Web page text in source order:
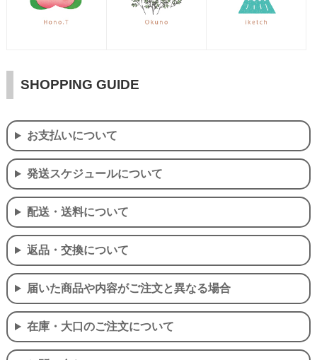
SHOPPING GUIDE
お支払いについて
発送スケジュールについて
配送・送料について
返品・交換について
届いた商品や内容がご注文と異なる場合
在庫・大口のご注文について